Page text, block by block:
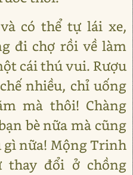
có thể tự lái xe,
đi chợ rồi về làm
cái thú vui. Rượu
nhiều, chỉ uống
mà thôi! Chàng
bè nữa mà cũng
nữa! Mộng Trinh
thay đổi ở chồng